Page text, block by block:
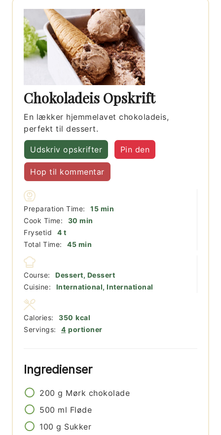
Chokoladeis Opskrift
En lækker hjemmelavet chokoladeis,
perfekt til dessert.
Udskriv opskrifter Pin den
Hop til kommentar
Preparation Time: 15minutter
min
Cook Time:
30 minutter
min
Frysetid
4timer
t
Total Time:
45minutter
min
Course:
Dessert, Dessert
Cuisine:
International, International
Servings: 4 portioner
Calories: 350 kcal
Ingredienser
200 g Mørk chokolade
500 ml Fløde
100 g Sukker